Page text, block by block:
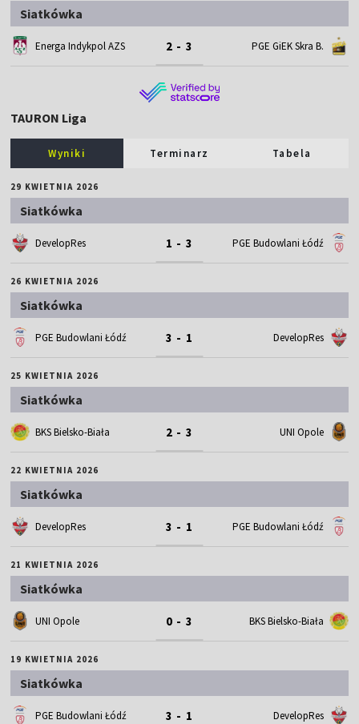
Siatkówka
Energa Indykpol AZS 2 - 3 PGE GiEK Skra B.
TAURON Liga
Wyniki Terminarz Tabela
29 KWIETNIA 2026
Siatkówka
DevelopRes 1 - 3 PGE Budowlani Łódź
26 KWIETNIA 2026
Siatkówka
PGE Budowlani Łódź 3 - 1 DevelopRes
25 KWIETNIA 2026
Siatkówka
BKS Bielsko-Biała 2 - 3 UNI Opole
22 KWIETNIA 2026
Siatkówka
DevelopRes 3 - 1 PGE Budowlani Łódź
21 KWIETNIA 2026
Siatkówka
UNI Opole 0 - 3 BKS Bielsko-Biała
19 KWIETNIA 2026
Siatkówka
PGE Budowlani Łódź 3 - 1 DevelopRes